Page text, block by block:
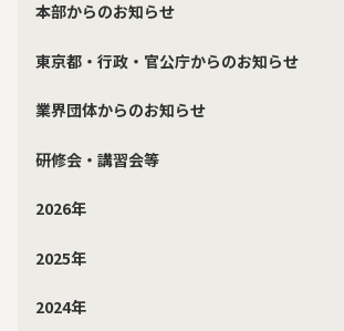
本部からのお知らせ
東京都・行政・官公庁からのお知らせ
業界団体からのお知らせ
研修会・講習会等
2026年
2025年
2024年